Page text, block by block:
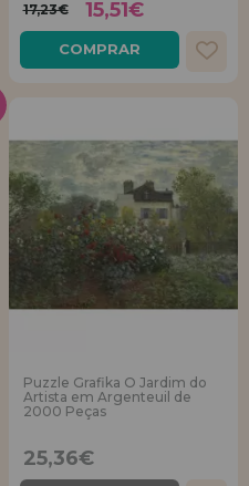
17,23€ 15,51€
COMPRAR
Puzzle Grafika O Jardim do
Artista em Argenteuil de
2000 Peças
25,36€